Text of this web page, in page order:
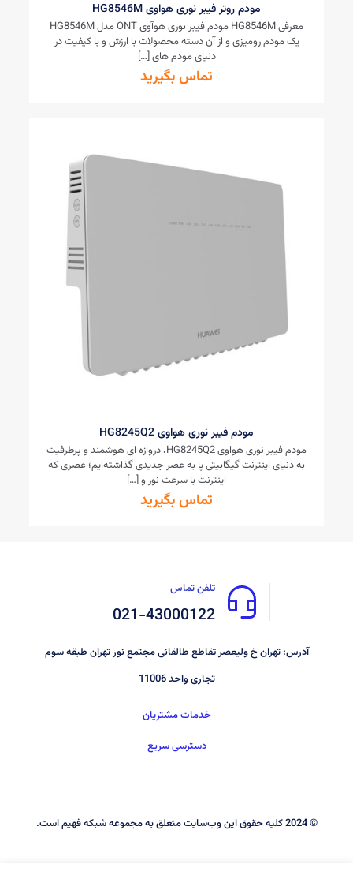
مودم روتر فیبر نوری هواوی HG8546M
معرفی HG8546M مودم فیبر نوری هوآوی ONT مدل HG8546M
یک مودم رومیزی و از آن دسته محصولات با ارزش و با کیفیت در
دنیای مودم های[…]
تماس بگیرید
مودم فیبر نوری هواوی HG8245Q2
مودم فیبر نوری هواوی HG8245Q2، دروازه ای هوشمند و پرظرفیت
به دنیای اینترنت گیگابیتی پا به عصر جدیدی گذاشته‌ایم؛ عصری که
اینترنت با سرعت نور و[…]
تماس بگیرید
تلفن تماس
021-43000122
آدرس: تهران خ ولیعصر تقاطع طالقانی مجتمع نور تهران طبقه سوم
تجاری واحد 11006
خدمات مشتریان
دسترسی سریع
© 2024 کليه حقوق اين وب‌سايت متعلق به مجموعه شبکه فهیم است.